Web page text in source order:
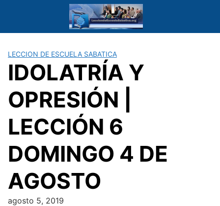
LECCION DE ESCUELA SABATICA
IDOLATRÍA Y
OPRESIÓN |
LECCIÓN 6
DOMINGO 4 DE
AGOSTO
agosto 5, 2019